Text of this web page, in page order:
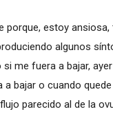
porque, estoy
algunos
me fuera a bajar,
a bajar o cuando
parecido al de la